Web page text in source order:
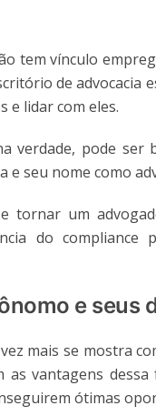
tem vínculo
de advocacia
e lidar com eles.
verdade, pode
seu nome como
tornar um
do compliance
e seus
mais se mostra
as vantagens
ótimas